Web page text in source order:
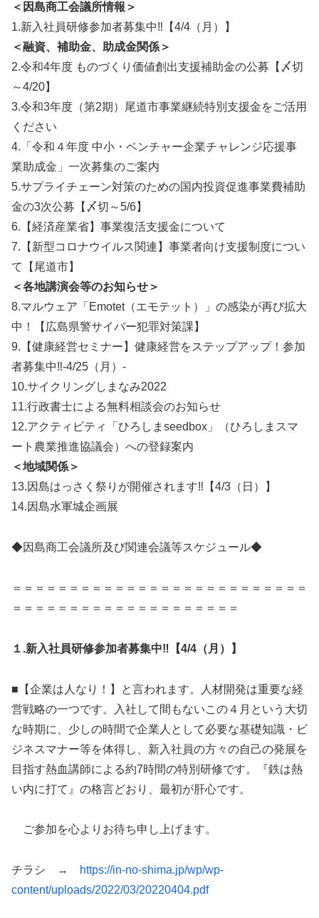
＜因島商工会議所情報＞
1.新入社員研修参加者募集中‼【4/4（月）】
＜融資、補助金、助成金関係＞
2.令和4年度 ものづくり価値創出支援補助金の公募【〆切
～4/20】
3.令和3年度（第2期）尾道市事業継続特別支援金をご活用
ください
4.「令和４年度 中小・ベンチャー企業チャレンジ応援事
業助成金」一次募集のご案内
5.サプライチェーン対策のための国内投資促進事業費補助
金の3次公募【〆切～5/6】
6.【経済産業省】事業復活支援金について
7.【新型コロナウイルス関連】事業者向け支援制度につい
て【尾道市】
＜各地講演会等のお知らせ＞
8.マルウェア「Emotet（エモテット）」の感染が再び拡大
中！【広島県警サイバー犯罪対策課】
9.【健康経営セミナー】健康経営をステップアップ！参加
者募集中‼-4/25（月）-
10.サイクリングしまなみ2022
11.行政書士による無料相談会のお知らせ
12.アクティビティ「ひろしまseedbox」（ひろしまスマ
ート農業推進協議会）への登録案内
＜地域関係＞
13.因島はっさく祭りが開催されます‼【4/3（日）】
14.因島水軍城企画展
◆因島商工会議所及び関連会議等スケジュール◆
＝＝＝＝＝＝＝＝＝＝＝＝＝＝＝＝＝＝＝＝＝＝＝＝＝＝
＝＝＝＝＝＝＝＝＝＝＝＝＝＝＝＝＝＝＝＝
１.新入社員研修参加者募集中‼【4/4（月）】
■【企業は人なり！】と言われます。人材開発は重要な経
営戦略の一つです。入社して間もないこの４月という大切
な時期に、少しの時間で企業人として必要な基礎知識・ビ
ジネスマナー等を体得し、新入社員の方々の自己の発展を
目指す熱血講師による約7時間の特別研修です。『鉄は熱
い内に打て』の格言どおり、最初が肝心です。
ご参加を心よりお待ち申し上げます。
チラシ →
https://in-no-shima.jp/wp/wp-
content/uploads/2022/03/20220404.pdf